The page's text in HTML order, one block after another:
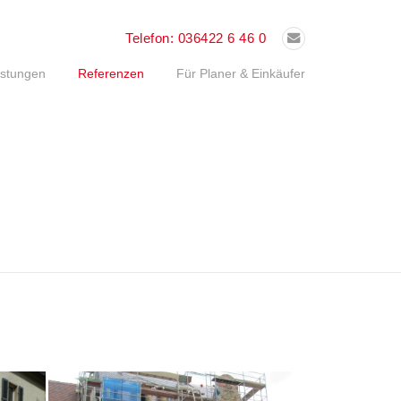
Telefon: 036422 6 46 0
Referenzen Für Planer & Einkäufer